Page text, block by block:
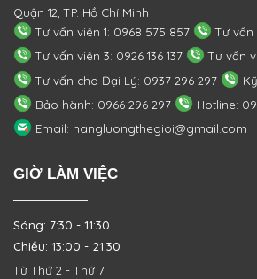
Quận 12, TP. Hồ Chí Minh
Tư vấn viên 1: 0968 575 857
Tư vấn
Tư vấn viên 3: 0926 136 137
Tư vấn
Tư vấn cho Đại Lý: 0937 296 297
Bảo hành: 0966 296 297
Hotline:
Email: nangluongthegioi@gmail.com
GIỜ LÀM VIỆC
Sáng: 7:30 - 11:30
Chiều: 13:00 - 21:30
Từ Thứ 2 - Thứ 7